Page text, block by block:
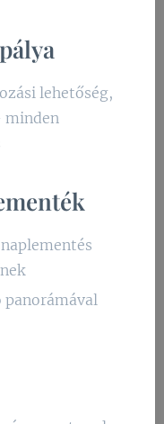
lehetőség,
minden
panorámával